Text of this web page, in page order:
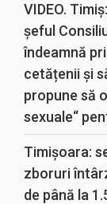
VIDEO.
șeful
îndeamnă
cetățenii și
propune să
sexuale“
Timișoara:
zboruri
de până la